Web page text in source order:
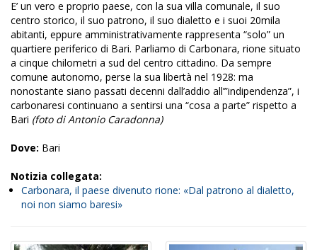
E’ un vero e proprio paese, con la sua villa comunale, il suo
centro storico, il suo patrono, il suo dialetto e i suoi 20mila
abitanti, eppure amministrativamente rappresenta “solo” un
quartiere periferico di Bari. Parliamo di Carbonara, rione situato
a cinque chilometri a sud del centro cittadino. Da sempre
comune autonomo, perse la sua libertà nel 1928: ma
nonostante siano passati decenni dall’addio all’”indipendenza”, i
carbonaresi continuano a sentirsi una “cosa a parte” rispetto a
Bari (foto di Antonio Caradonna)
Dove: Bari
Notizia collegata:
Carbonara, il paese divenuto rione: «Dal patrono al dialetto,
noi non siamo baresi»